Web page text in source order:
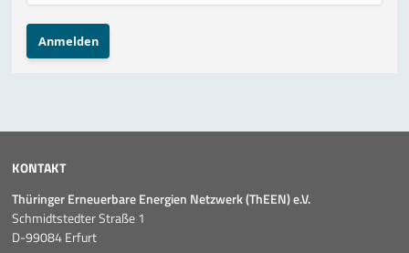
Anmelden
KONTAKT
Thüringer Erneuerbare Energien Netzwerk (ThEEN) e.V.
Schmidtstedter Straße 1
D-99084 Erfurt